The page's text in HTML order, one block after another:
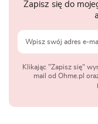
Zapisz się do
Klikając "Zapisz się"
mail od Ohme.pl